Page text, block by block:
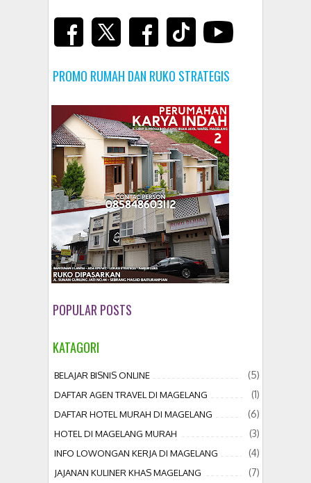
PROMO RUMAH DAN RUKO STRATEGIS
POPULAR POSTS
KATAGORI
BELAJAR BISNIS ONLINE (5)
DAFTAR AGEN TRAVEL DI MAGELANG (1)
DAFTAR HOTEL MURAH DI MAGELANG (6)
HOTEL DI MAGELANG MURAH (3)
INFO LOWONGAN KERJA DI MAGELANG (4)
JAJANAN KULINER KHAS MAGELANG (7)